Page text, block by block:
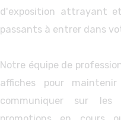
d'exposition attrayant
passants à entrer dans
Notre équipe de
affiches pour
communiquer sur les